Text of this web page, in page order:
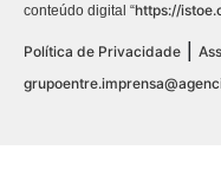
conteúdo digital “https://
Política de Privacidade